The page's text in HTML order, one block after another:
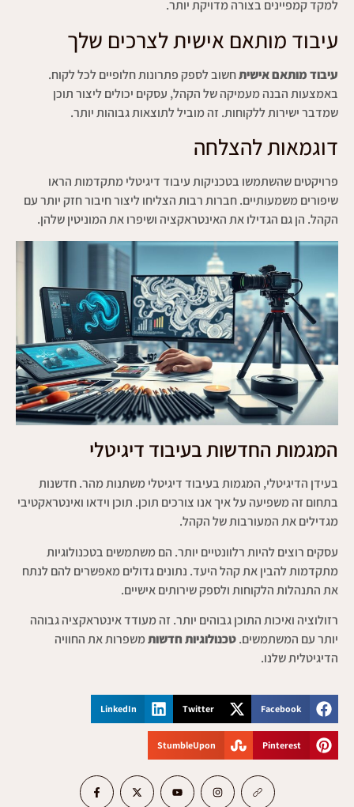
למקד קמפיינים בצורה מדויקת יותר.
עיבוד מותאם אישית לצרכים שלך
עיבוד מותאם אישיתחשוב לספק פתרונות חלופיים לכל לקוח.
באמצעות הבנה מעמיקה של הקהל, עסקים יכולים ליצור תוכן
שמדבר ישירות ללקוחות. זה מוביל לתוצאות גבוהות יותר.
דוגמאות להצלחה
פרויקטים שהשתמשו בטכניקות עיבוד דיגיטלי מתקדמות הראו
שיפורים משמעותיים. חברות רבות הצליחו ליצור חיבור חזק יותר עם
הקהל. הן גם הגדילו את האינטראקציה ושיפרו את המוניטין שלהן.
המגמות החדשות בעיבוד דיגיטלי
בעידן הדיגיטלי, המגמות בעיבוד דיגיטלי משתנות מהר. חדשנות
בתחום זה משפיעה על איך אנו צורכים תוכן. תוכן וידאו ואינטראקטיבי
מגדילים את המעורבות של הקהל.
עסקים רוצים להיות רלוונטיים יותר. הם משתמשים בטכנולוגיות
מתקדמות להבין את קהל היעד. נתונים גדולים מאפשרים להם לנתח
את התנהלות הלקוחות ולספק שירותים אישיים.
רזולוציה ואיכות התוכן גבוהים יותר. זה מעודד אינטראקציה גבוהה
יותר עם המשתמשים.טכנולוגיות חדשותמשפרות את החוויה
הדיגיטלית שלנו.
Facebook
Twitter
LinkedIn
Pinterest
StumbleUpon